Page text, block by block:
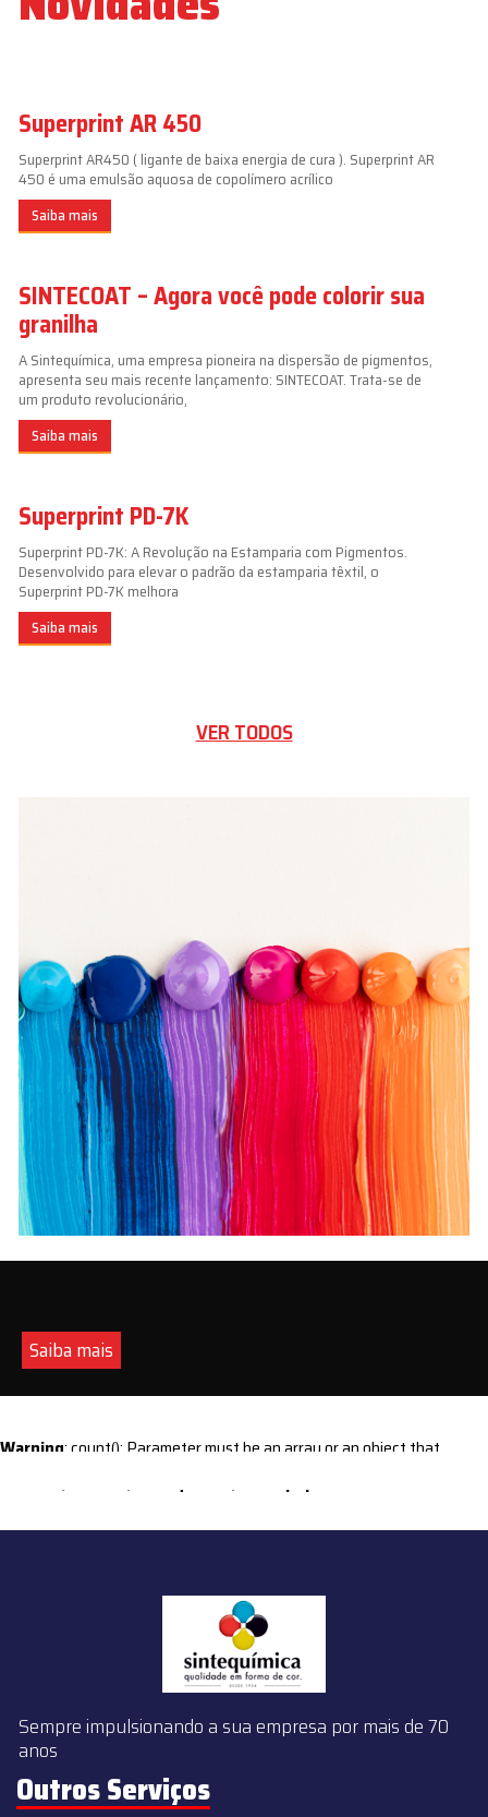
Superprint AR 450
Superprint AR450 ( ligante de baixa energia de cura ). Superprint AR
450 é uma emulsão aquosa de copolímero acrílico
Saiba mais
SINTECOAT – Agora você pode colorir sua
granilha
A Sintequímica, uma empresa pioneira na dispersão de pigmentos,
apresenta seu mais recente lançamento: SINTECOAT. Trata-se de
um produto revolucionário,
Saiba mais
Superprint PD-7K
Superprint PD-7K: A Revolução na Estamparia com Pigmentos.
Desenvolvido para elevar o padrão da estamparia têxtil, o
Superprint PD-7K melhora
Saiba mais
VER TODOS
Saiba mais
Warning: count(): Parameter must be an array or an object that
content/themes/sintequimica/index.php
Sempre impulsionando a sua empresa por mais de 70
anos
Outros Serviços